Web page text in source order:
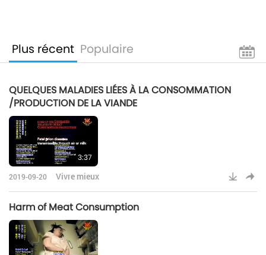
Plus récent Populaire
QUELQUES MALADIES LIÉES À LA CONSOMMATION
/PRODUCTION DE LA VIANDE
3:37
2019-09-20 Vivre mieux
Harm of Meat Consumption